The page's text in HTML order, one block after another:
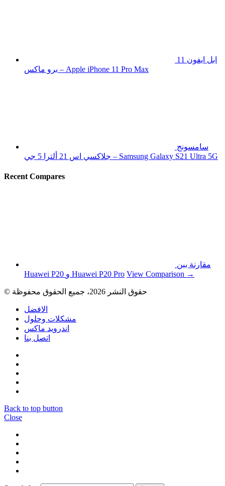
ابل ايفون 11
برو ماكس – Apple iPhone 11 Pro Max
سامسونج
جلاكسي اس 21 ألترا 5 جي – Samsung Galaxy S21 Ultra 5G
Recent Compares
مقارنة بين
Huawei P20 و Huawei P20 Pro View Comparison →
الافضل
مشكلات وحلول
اندرويد ماكس
اتصل بنا
Back to top button
Close